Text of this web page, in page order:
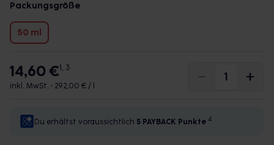
Packungsgröße
50 ml
14,60 €1, 3
inkl. MwSt. • 292,00 € / l
Du erhältst voraussichtlich 5 PAYBACK Punkte 4